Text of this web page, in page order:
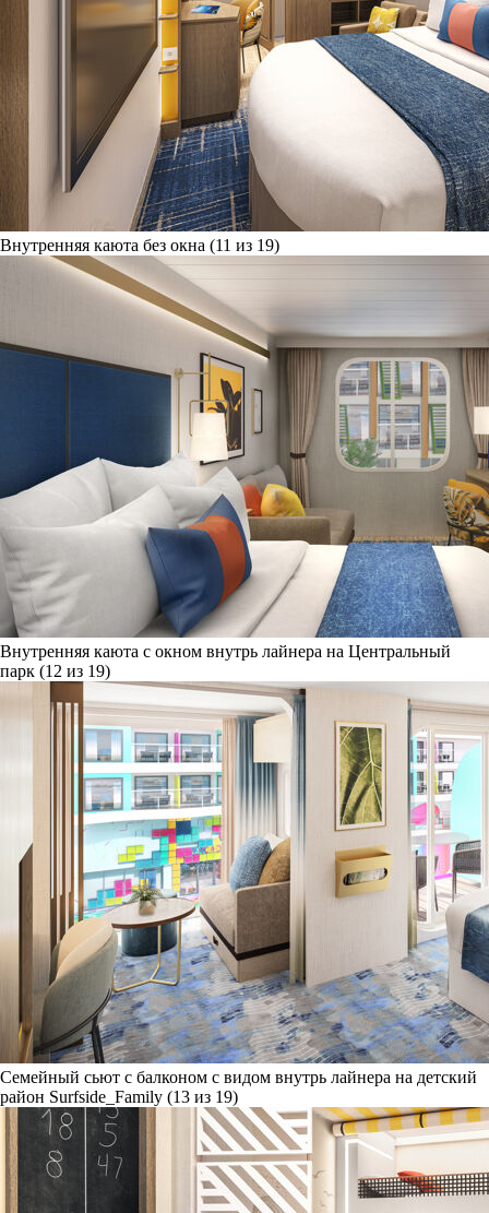
Внутренняя каюта без окна (11 из 19)
Внутренняя каюта с окном внутрь лайнера на Центральный
парк (12 из 19)
Семейный сьют с балконом с видом внутрь лайнера на детский
район Surfside_Family (13 из 19)